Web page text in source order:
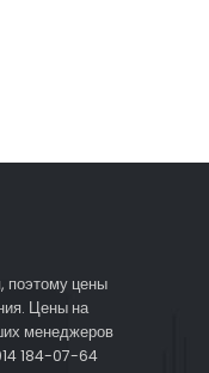
поэтому цены
Цены на
менеджеров
184-07-64